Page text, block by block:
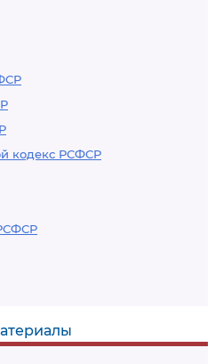
кодекс РСФСР